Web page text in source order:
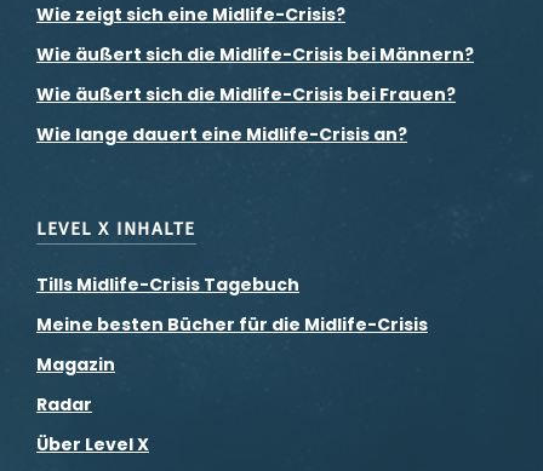
Wie zeigt sich eine Midlife-Crisis?
Wie äußert sich die Midlife-Crisis bei Männern?
Wie äußert sich die Midlife-Crisis bei Frauen?
Wie lange dauert eine Midlife-Crisis an?
LEVEL X INHALTE
Tills Midlife-Crisis Tagebuch
Meine besten Bücher für die Midlife-Crisis
Magazin
Radar
Über Level X